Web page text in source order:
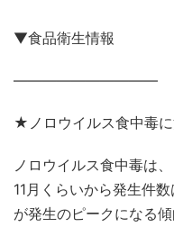
▼食品衛生情報
——————————
★ノロウイルス食中毒
ノロウイルス食中毒は
11月くらいから発生件
が発生のピークになる